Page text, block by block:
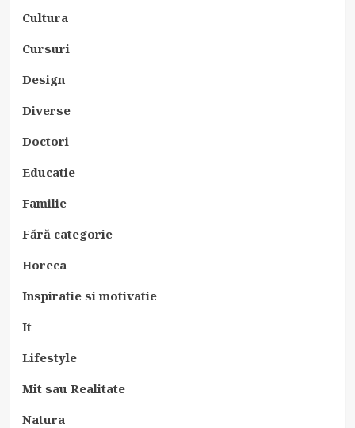
Cultura
Cursuri
Design
Diverse
Doctori
Educatie
Familie
Fără categorie
Horeca
Inspiratie si motivatie
It
Lifestyle
Mit sau Realitate
Natura